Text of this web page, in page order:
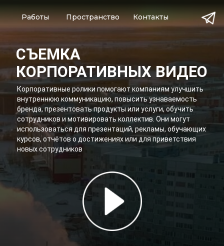
КОРПОРАТИВНЫХ ВИДЕО
Заполните форму, и мы с удовольствием ответим на
внутреннюю коммуникацию, повысить узнаваемость
бренда, презентовать продукты или услуги, обучить
сотрудников и мотивировать коллектив. Они могут
использоваться для презентаций, рекламы, обучающих
курсов, отчётов о достижениях или для приветствия
новых сотрудников